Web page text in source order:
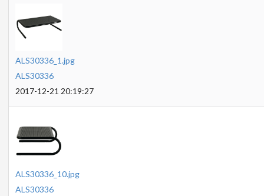
ALS30336_1.jpg
ALS30336
2017-12-21 20:19:27
ALS30336_10.jpg
ALS30336